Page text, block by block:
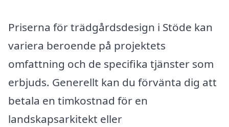
Priserna för trädgårdsdesign i Stöde kan
variera beroende på projektets
omfattning och de specifika tjänster som
erbjuds. Generellt kan du förvänta dig att
betala en timkostnad för en
landskapsarkitekt eller